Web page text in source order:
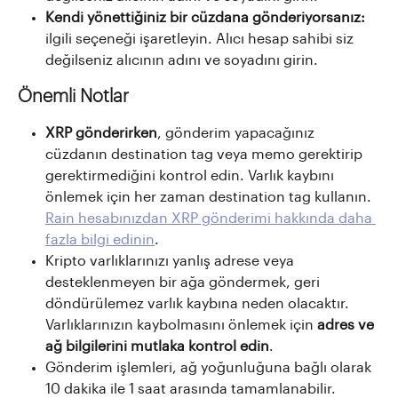
Kendi yönettiğiniz bir cüzdana gönderiyorsanız:
ilgili seçeneği işaretleyin. Alıcı hesap sahibi siz
değilseniz alıcının adını ve soyadını girin.
Önemli Notlar
XRP gönderirken, gönderim yapacağınız
cüzdanın destination tag veya memo gerektirip
gerektirmediğini kontrol edin. Varlık kaybını
önlemek için her zaman destination tag kullanın.
Rain hesabınızdan XRP gönderimi hakkında daha
fazla bilgi edinin.
Kripto varlıklarınızı yanlış adrese veya
desteklenmeyen bir ağa göndermek, geri
döndürülemez varlık kaybına neden olacaktır.
Varlıklarınızın kaybolmasını önlemek için adres ve
ağ bilgilerini mutlaka kontrol edin.
Gönderim işlemleri, ağ yoğunluğuna bağlı olarak
10 dakika ile 1 saat arasında tamamlanabilir.